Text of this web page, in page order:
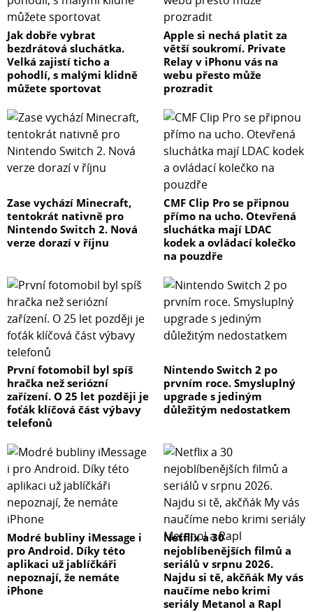
Jak dobře vybrat
bezdrátová sluchátka.
Velká zajistí ticho a
pohodlí, s malými klidně
můžete sportovat
Apple si nechá platit za
větší soukromí. Private
Relay v iPhonu vás na
webu přesto může
prozradit
Zase vychází Minecraft,
tentokrát nativně pro
Nintendo Switch 2. Nová
verze dorazí v říjnu
CMF Clip Pro se připnou
přímo na ucho. Otevřená
sluchátka mají LDAC
kodek a ovládací kolečko
na pouzdře
První fotomobil byl spíš
hračka než seriózní
zařízení. O 25 let později je
foťák klíčová část výbavy
telefonů
Nintendo Switch 2 po
prvním roce. Smysluplný
upgrade s jediným
důležitým nedostatkem
Modré bubliny iMessage i
pro Android. Díky této
aplikaci už jablíčkáři
nepoznají, že nemáte
iPhone
Netflix a 30
nejoblíbenějších filmů a
seriálů v srpnu 2026.
Najdu si tě, akčňák My vás
naučíme nebo krimi
seriály Metanol a Rapl